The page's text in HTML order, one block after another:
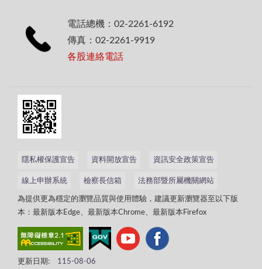
電話總機：02-2261-6192
傳真：02-2261-9919
各股連絡電話
隱私權保護宣告 資料開放宣告 資訊安全政策宣告
線上申辦系統 檢察長信箱 法務部暨所屬機關網站
為提供更為穩定的瀏覽品質與使用體驗，建議更新瀏覽器至以下版
本：最新版本Edge、最新版本Chrome、最新版本Firefox
更新日期: 115-08-06